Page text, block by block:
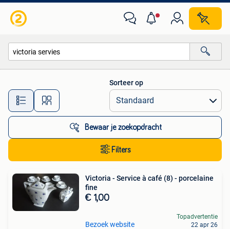
Alle afstanden…
Sorteer op
Bewaar je zoekopdracht
Filters
Victoria - Service à café (8) - porcelaine
fine
€ 1,00
Bezoek website
Topadvertentie
22 apr 26